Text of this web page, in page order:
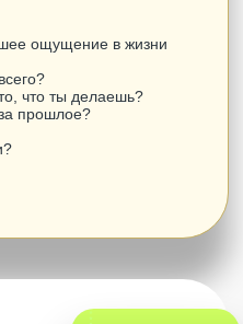
твою
другими?